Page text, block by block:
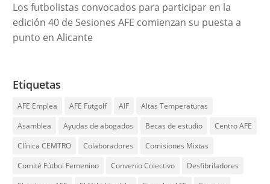
Los futbolistas convocados para participar en la
edición 40 de Sesiones AFE comienzan su puesta a
punto en Alicante
Etiquetas
AFE Emplea AFE Futgolf AIF
Altas Temperaturas
Asamblea
Ayudas de abogados Becas de estudio
Centro AFE
Clínica CEMTRO
Colaboradores
Comisiones Mixtas
Comité Fútbol Femenino
Convenio Colectivo
Desfibriladores